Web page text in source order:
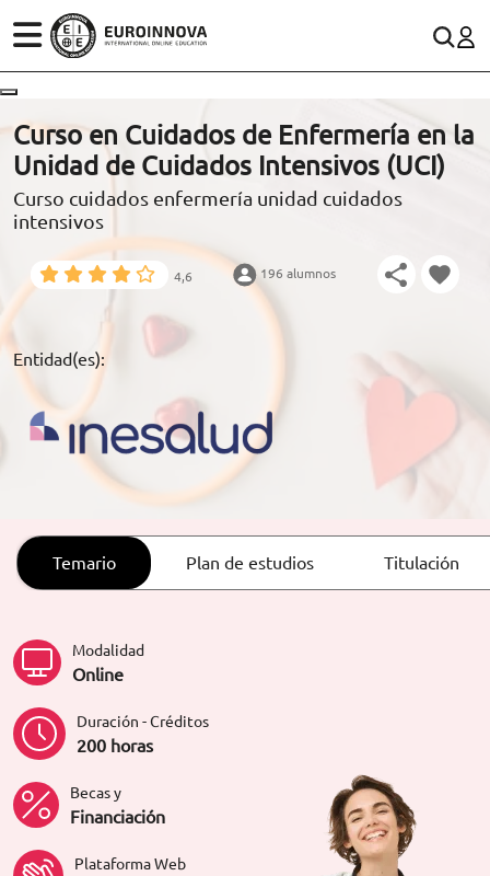
ESTUDIOS
CONOCE EUROINNOVA
BECAS Y FINANCIACIÓN
RECURSOS EDUCATIVOS
ARTÍCULOS
(+34)958 050 200(gratuito en España)
900 831 200
TRABAJA CON NOSOTROS
Curso en Cuidados de Enfermería en la
Unidad de Cuidados Intensivos (UCI)
Curso cuidados enfermería unidad cuidados
intensivos
4,6 196 alumnos
Entidad(es):
Temario Plan de estudios Titulación
Modalidad
Online
Duración - Créditos
200 horas
Becas y
Financiación
Plataforma Web